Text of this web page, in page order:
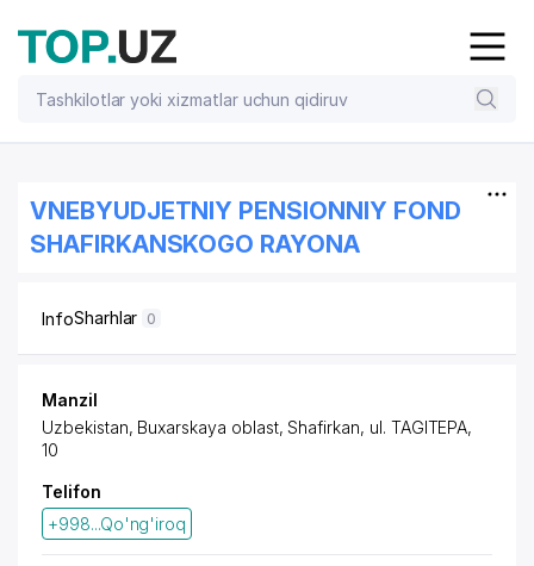
VNEBYUDJETNIY PENSIONNIY FOND
SHAFIRKANSKOGO RAYONA
InfoSharhlar 0
Manzil
Uzbekistan, Buxarskaya oblast, Shafirkan, ul. TAGITEPA,
10
Telifon
+998...Qo'ng'iroq